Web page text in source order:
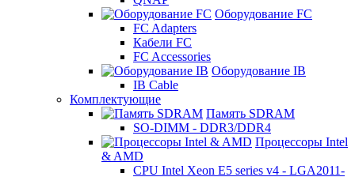
Оборудование FC
FC Adapters
Кабели FC
FC Accessories
Оборудование IB
IB Cable
Комплектующие
Память SDRAM
SO-DIMM - DDR3/DDR4
Процессоры Intel
& AMD
CPU Intel Xeon E5 series v4 - LGA2011-